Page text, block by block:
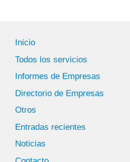
Inicio
Todos los servicios
Informes de Empresas
Directorio de Empresas
Otros
Entradas recientes
Noticias